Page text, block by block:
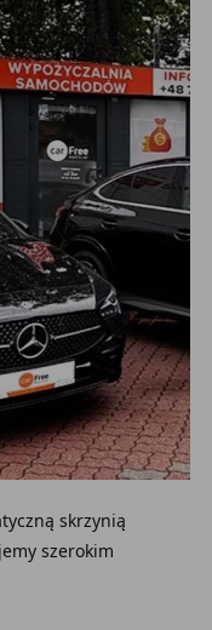
skrzynią
szerokim